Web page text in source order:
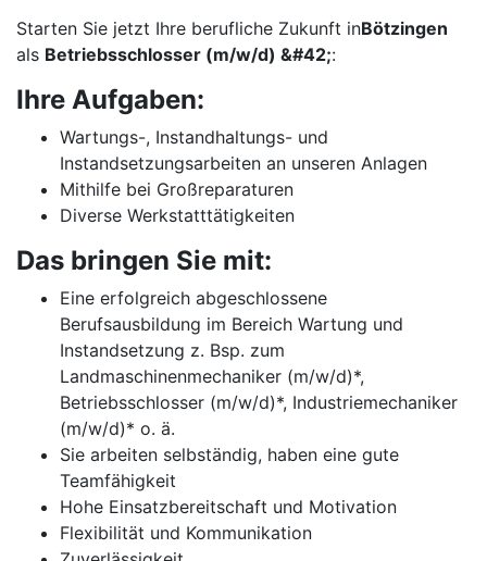
Starten Sie jetzt Ihre berufliche Zukunft inBötzingen
als Betriebsschlosser (m/w/d) &#42;:
Ihre Aufgaben:
Wartungs-, Instandhaltungs- und
Instandsetzungsarbeiten an unseren Anlagen
Mithilfe bei Großreparaturen
Diverse Werkstatttätigkeiten
Das bringen Sie mit:
Eine erfolgreich abgeschlossene
Berufsausbildung im Bereich Wartung und
Instandsetzung z. Bsp. zum
Landmaschinenmechaniker (m/w/d)*,
Betriebsschlosser (m/w/d)*, Industriemechaniker
(m/w/d)* o. ä.
Sie arbeiten selbständig, haben eine gute
Teamfähigkeit
Hohe Einsatzbereitschaft und Motivation
Flexibilität und Kommunikation